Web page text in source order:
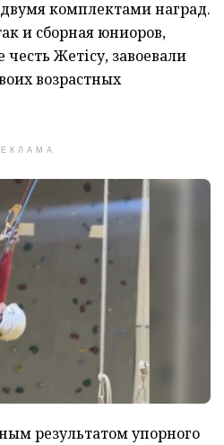
комплектами наград.
и сборная юниоров,
Жетісу, завоевали
возрастных
результатом упорного